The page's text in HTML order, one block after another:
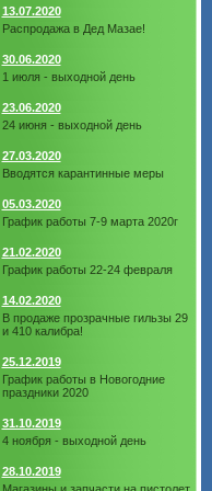
13.07.2020
Распродажа в Дед Мазае!
30.06.2020
1 июля - выходной день
23.06.2020
24 июня - выходной день
27.03.2020
Вводятся карантинные меры
05.03.2020
График работы 7-9 марта 2020г
21.02.2020
График работы 22-24 февраля
14.02.2020
В продаже прозрачные гильзы 29
и 410 калибра!
25.12.2019
График работы в Новогодние
праздники 2020
31.10.2019
4 ноября - выходной день
28.10.2019